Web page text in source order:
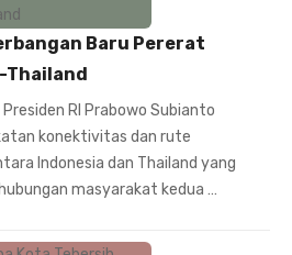
Baru Pererat
Thailand
RI Prabowo Subianto
konektivitas dan rute
Indonesia dan Thailand yang
masyarakat kedua …